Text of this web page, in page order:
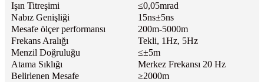
Işın Titreşimi
≤0,05mrad
Nabız Genişliği
15ns±5ns
Mesafe ölçer performansı
200m-5000m
Frekans Aralığı
Tekli, 1Hz, 5Hz
Menzil Doğruluğu
≤±5m
Atama Sıklığı
Merkez Frekansı 20 Hz
Belirlenen Mesafe
≥2000m